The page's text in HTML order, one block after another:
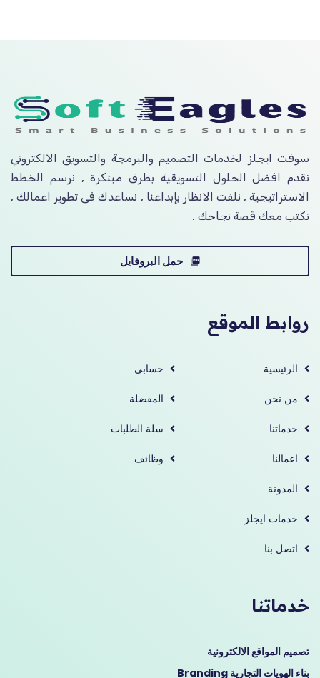
سوفت ايجلز لخدمات التصميم والبرمجة والتسويق الالكتروني
نقدم افضل الحلول التسويقية بطرق مبتكرة , نرسم الخطط
الاستراتيجية , نلفت الانظار بإبداعنا , نساعدك فى تطوير اعمالك ,
نكتب معك قصة نجاحك .
حمل البروفايل
روابط الموقع
الرئيسية
من نحن
خدماتنا
اعمالنا
المدونة
خدمات ايجلز
اتصل بنا
حسابي
المفضلة
سلة الطلبات
وظائف
خدماتنا
تصميم المواقع الالكترونية
بناء الهويات التجارية Branding